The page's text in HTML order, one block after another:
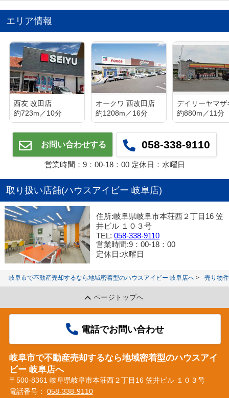
エリア情報
西友 改田店
約723m／10分
オークワ 西改田店
約1208m／16分
約880m／11分
お問い合わせする 058-338-9110
営業時間：9：00‐18：00 定休日：水曜日
取り扱い店舗(ハウスアイビー 岐阜店)
住所:岐阜県岐阜市本荘西２丁目16 笠
井ビル １０３号
TEL:058-338-9110
営業時間:9：00‐18：00
定休日:水曜日
岐阜市で不動産売却するなら地域密着型のハウスアイビー 岐阜店へ 売り物
ページトップへ
電話でお問い合わせ
岐阜市で不動産売却するなら地域密着型のハウスアイ
ビー 岐阜店へ
〒500-8361 岐阜県岐阜市本荘西２丁目16 笠井ビル １０３号
電話番号： 058-338-9110